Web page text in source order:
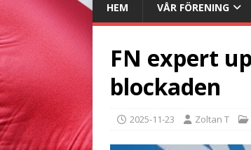
HEM VÅR FÖRENING
FN expert
blockaden
2025-11-23 Zoltan T